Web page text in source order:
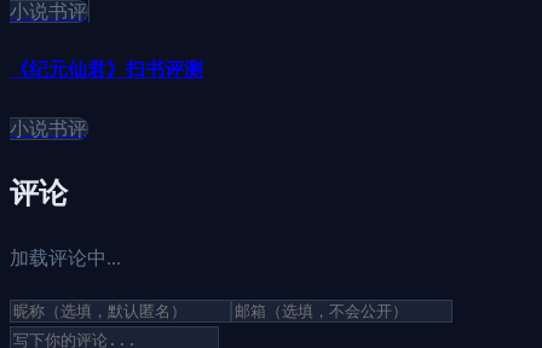
小说书评
《纪元仙君》扫书评测
小说书评
评论
加载评论中...